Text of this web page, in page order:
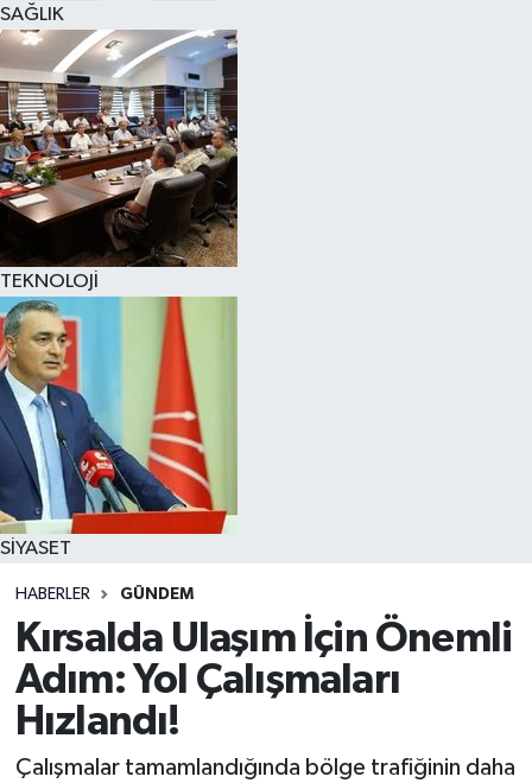
SAĞLIK
TEKNOLOJİ
SİYASET
HABERLER GÜNDEM
Kırsalda Ulaşım İçin Önemli
Adım: Yol Çalışmaları
Hızlandı!
Çalışmalar tamamlandığında bölge trafiğinin daha